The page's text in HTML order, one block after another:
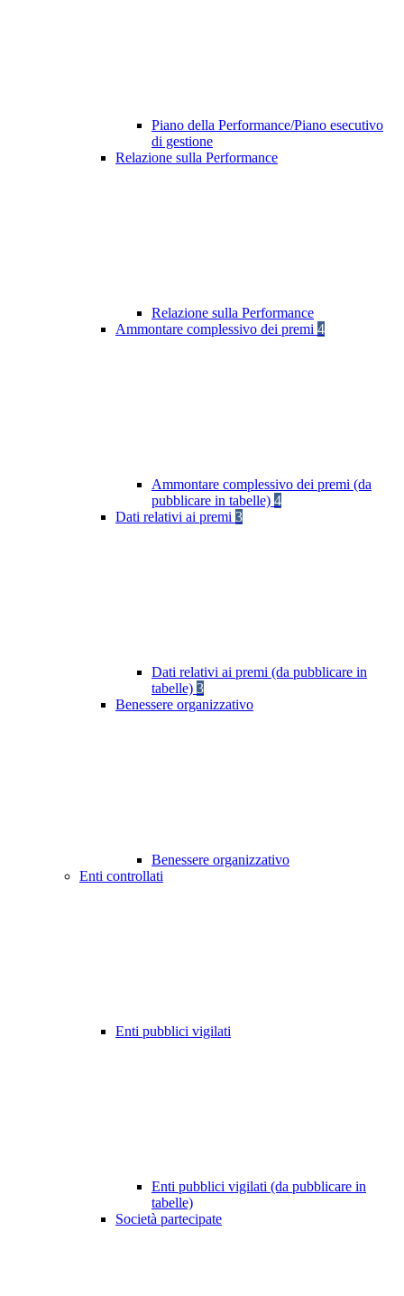
Piano della Performance/Piano esecutivo
di gestione
Relazione sulla Performance
Relazione sulla Performance
Ammontare complessivo dei premi 4
Ammontare complessivo dei premi (da
pubblicare in tabelle) 4
Dati relativi ai premi 3
Dati relativi ai premi (da pubblicare in
tabelle) 3
Benessere organizzativo
Benessere organizzativo
Enti controllati
Enti pubblici vigilati
Enti pubblici vigilati (da pubblicare in
tabelle)
Società partecipate